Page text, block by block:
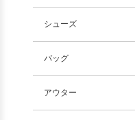
シューズ
バッグ
アウター